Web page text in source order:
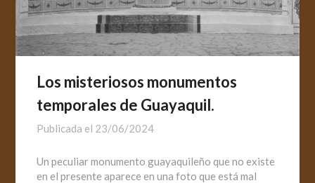
Los misteriosos monumentos
temporales de Guayaquil.
Publicada el 23/06/2024
Un peculiar monumento guayaquileño que no existe
en el presente aparece en una foto que está mal